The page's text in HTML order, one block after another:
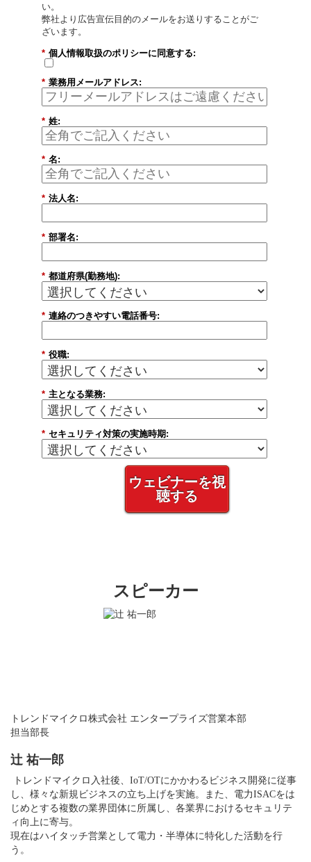
い。
弊社より広告宣伝目的のメールをお送りすることがご
ざいます。
* 個人情報取扱のポリシーに同意する:
* 業務用メールアドレス:
* 姓:
* 名:
* 法人名:
* 部署名:
* 都道府県(勤務地):
* 連絡のつきやすい電話番号:
* 役職:
* 主となる業務:
* セキュリティ対策の実施時期:
ウェビナーを視
聴する
スピーカー
トレンドマイクロ株式会社 エンタープライズ営業本部
担当部長
辻 祐一郎
トレンドマイクロ入社後、IoT/OTにかかわるビジネス開発に従事
し、様々な新規ビジネスの立ち上げを実施。また、電力ISACをは
じめとする複数の業界団体に所属し、各業界におけるセキュリテ
ィ向上に寄与。
現在はハイタッチ営業として電力・半導体に特化した活動を行
う。